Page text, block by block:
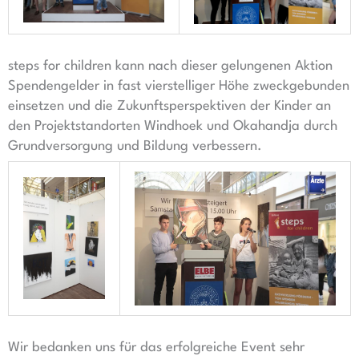
steps for children kann nach dieser gelungenen Aktion
Spendengelder in fast vierstelliger Höhe zweckgebunden
einsetzen und die Zukunftsperspektiven der Kinder an
den Projektstandorten Windhoek und Okahandja durch
Grundversorgung und Bildung verbessern.
Wir bedanken uns für das erfolgreiche Event sehr